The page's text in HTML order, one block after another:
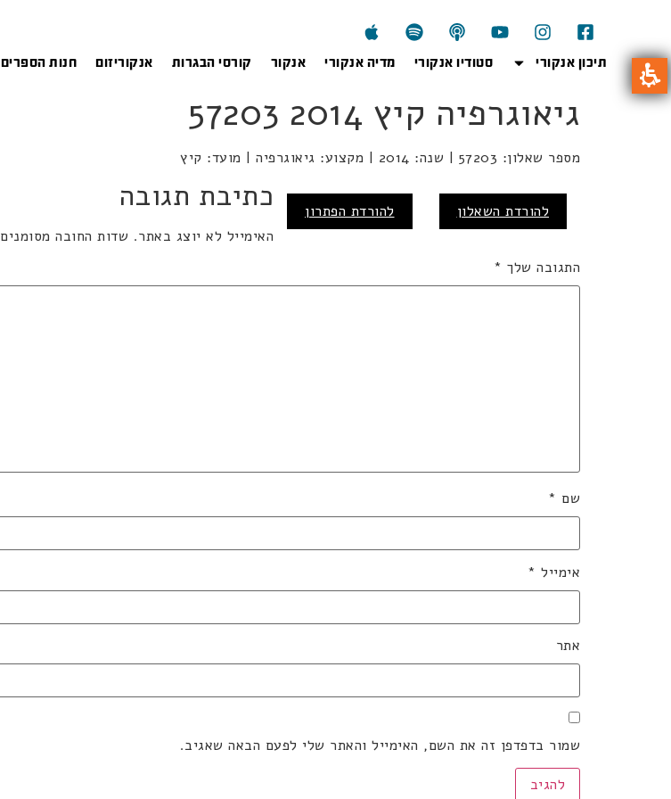
תיכון אנקורי סטודיו אנקורי מדיה אנקורי אנקור קורסי הבגרות אנקוריזום חנות הספרים
גיאוגרפיה קיץ 2014 57203
מספר שאלון: 57203 | שנה: 2014 | מקצוע: גיאוגרפיה | מועד: קיץ
להורדת השאלון להורדת הפתרון כתיבת תגובה
האימייל לא יוצג באתר. שדות החובה מסומנים
התגובה שלך *
שם *
אימייל *
אתר
שמור בדפדפן זה את השם, האימייל והאתר שלי לפעם הבאה שאגיב.